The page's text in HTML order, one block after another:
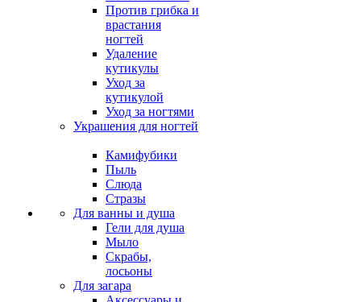
Против грибка и
врастания
ногтей
Удаление
кутикулы
Уход за
кутикулой
Уход за ногтями
Украшения для ногтей
Камифубики
Пыль
Слюда
Стразы
Для ванны и душа
Гели для душа
Мыло
Скрабы,
лосьоны
Для загара